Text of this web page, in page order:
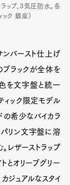
ップ、3気圧防水。各
ク 銀座）
バースト仕上げ
ブラックが全体を
を文字盤と統一
ィック限定モデル
の希少なバイカラ
パリン文字盤に溶
レザーストラップ
とオリーブグリー
ジュアルなスタイ